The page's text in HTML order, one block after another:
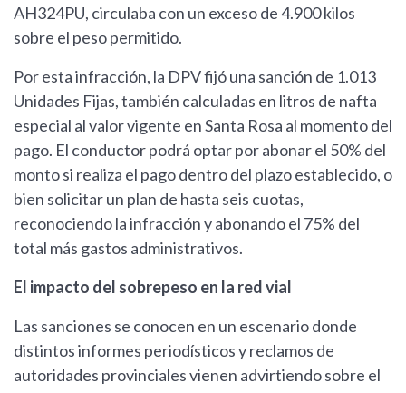
AH324PU, circulaba con un exceso de 4.900 kilos
sobre el peso permitido.
Por esta infracción, la DPV fijó una sanción de 1.013
Unidades Fijas, también calculadas en litros de nafta
especial al valor vigente en Santa Rosa al momento del
pago. El conductor podrá optar por abonar el 50% del
monto si realiza el pago dentro del plazo establecido, o
bien solicitar un plan de hasta seis cuotas,
reconociendo la infracción y abonando el 75% del
total más gastos administrativos.
El impacto del sobrepeso en la red vial
Las sanciones se conocen en un escenario donde
distintos informes periodísticos y reclamos de
autoridades provinciales vienen advirtiendo sobre el